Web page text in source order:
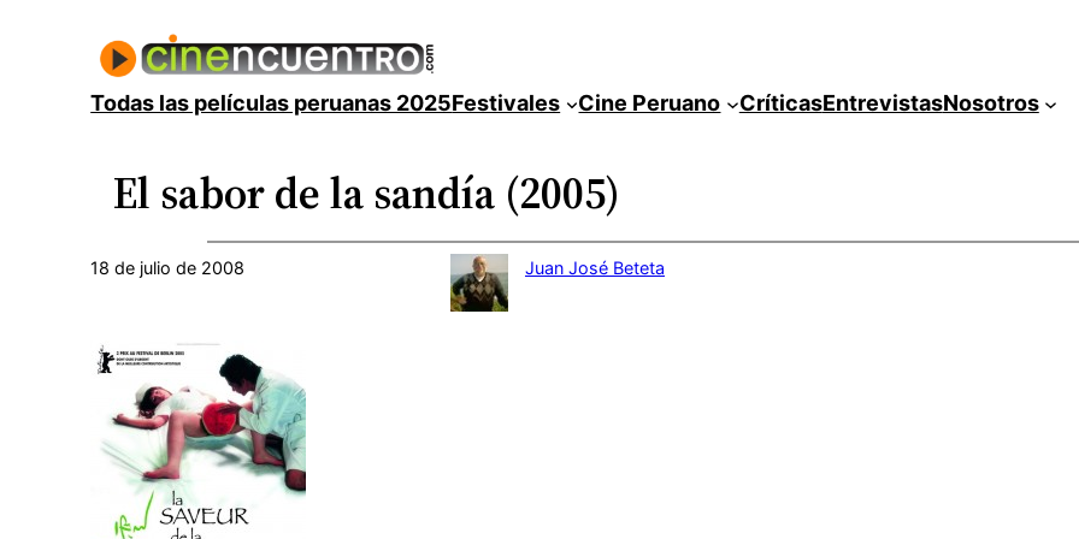
contenidoTodas las películas peruanas 2025Festivales Cine Peruano CríticasEntrevistasNosotros
El sabor de la sandía (2005)
18 de julio de 2008 Juan José Beteta